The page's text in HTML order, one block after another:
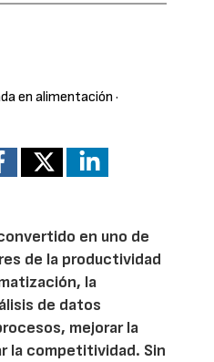
en alimentación ·
en uno de
de la productividad
la
de datos
mejorar la
la competitividad. Sin